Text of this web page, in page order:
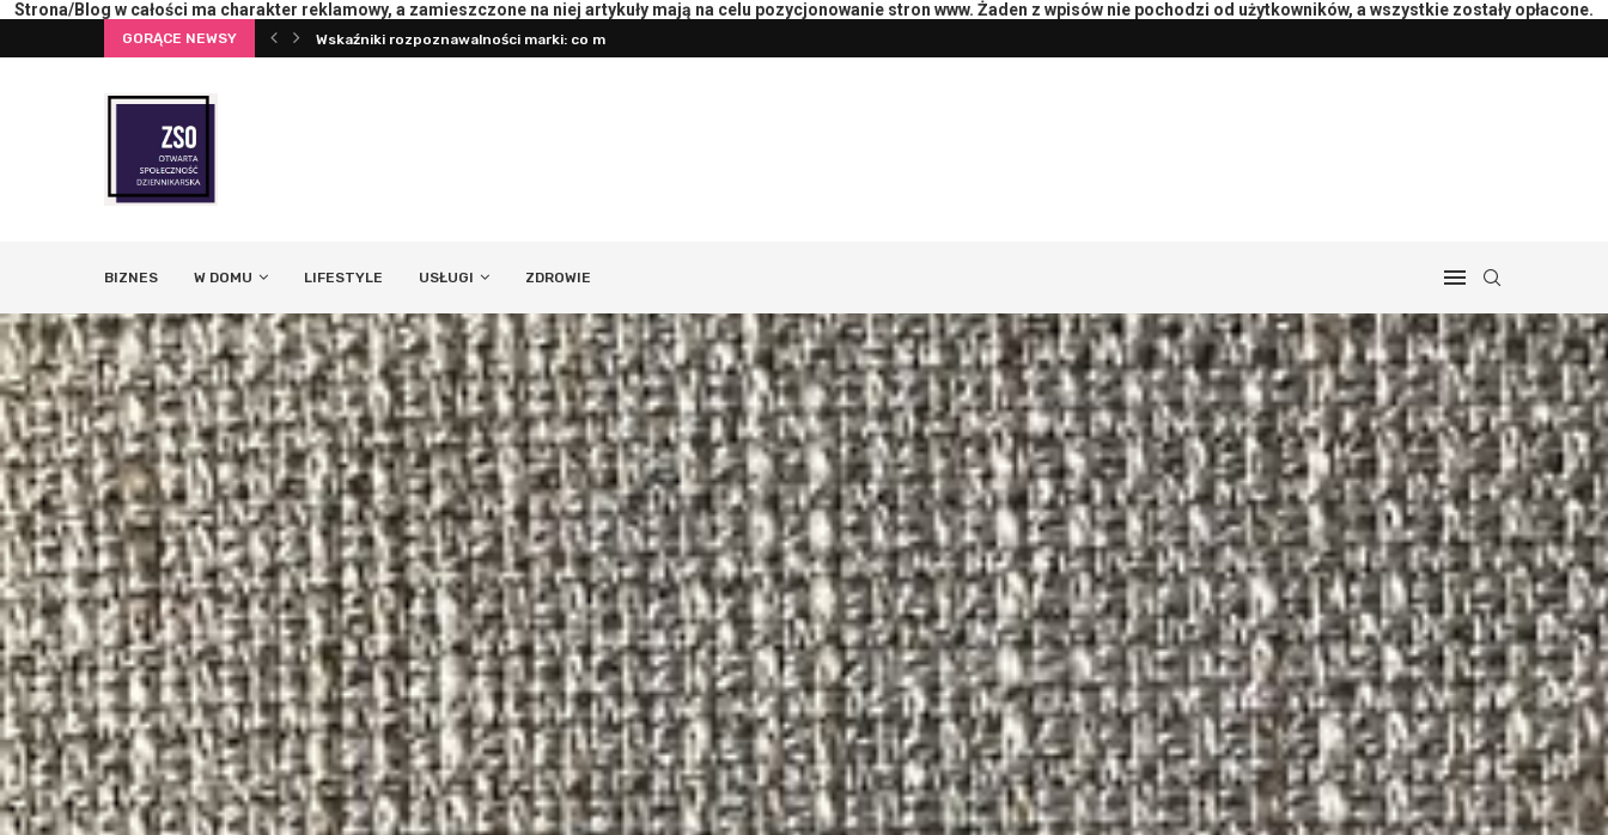
Strona/Blog w całości ma charakter reklamowy, a zamieszczone na niej artykuły mają na celu pozycjonowanie stron www. Żaden z wpisów nie pochodzi od użytkowników, a wszystkie zostały opłacone.
GORĄCE NEWSY Wskaźniki rozpoznawalności marki: co mierzyć
BIZNES W DOMU LIFESTYLE USŁUGI ZDROWIE